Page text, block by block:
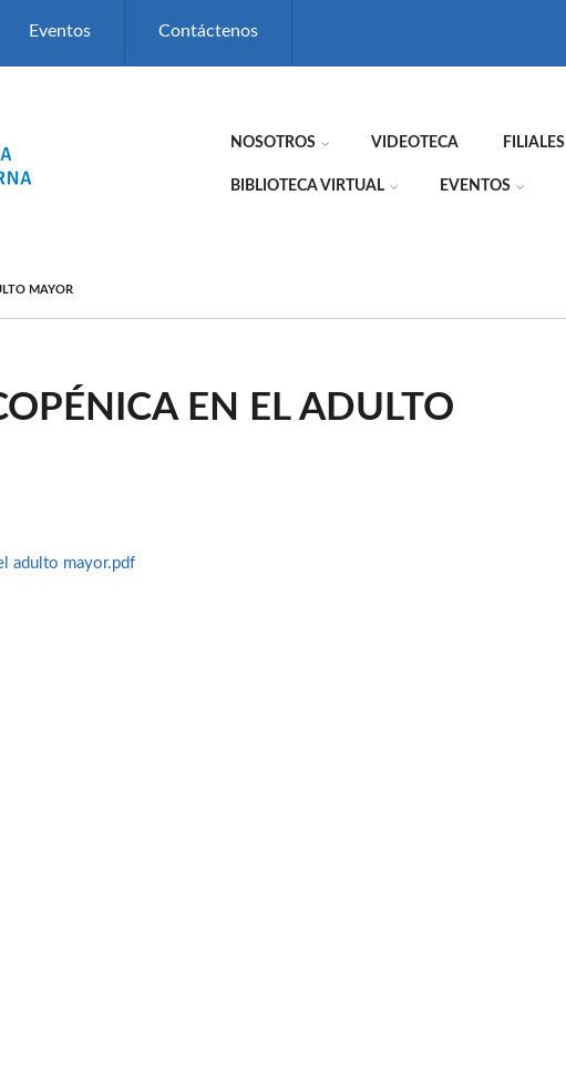
Eventos Contáctenos
NOSOTROS VIDEOTECA FILIALES
BIBLIOTECA VIRTUAL EVENTOS
MAYOR
EN EL ADULTO
adulto mayor.pdf